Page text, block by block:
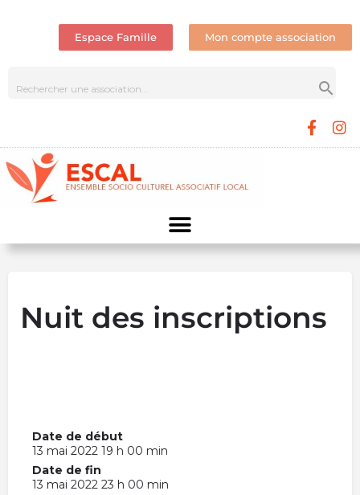
Espace Famille Mon compte association
Nuit des inscriptions
Date de début
13 mai 2022 19 h 00 min
Date de fin
13 mai 2022 23 h 00 min